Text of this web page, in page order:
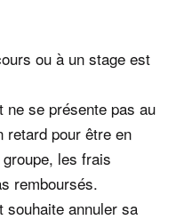
ou à un stage est
se présente pas au
retard pour être en
les frais
remboursés.
souhaite annuler sa